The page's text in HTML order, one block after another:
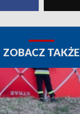
ZOBACZ TAKŻE